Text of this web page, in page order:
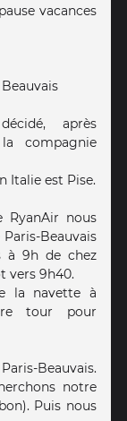
vacances
après
compagnie
Italie est Pise.
RyanAir nous
Beauvais
à 9h de chez
vers 9h40.
la navette à
tour pour
Beauvais.
notre
Puis nous